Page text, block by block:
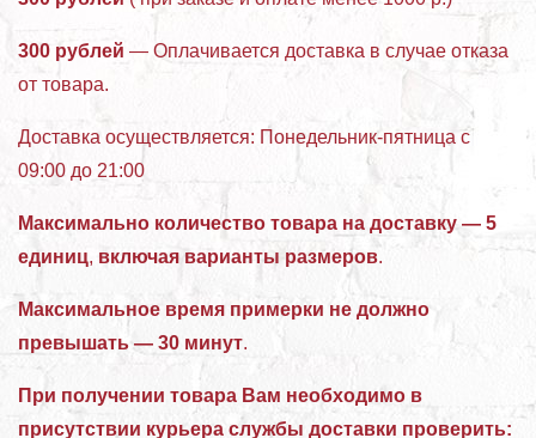
300 рублей — Оплачивается доставка в случае отказа
от товара.
Доставка осуществляется: Понедельник-пятница с
09:00 до 21:00
Максимально количество товара на доставку — 5
единиц, включая варианты размеров.
Максимальное время примерки не должно
превышать — 30 минут.
При получении товара Вам необходимо в
присутствии курьера службы доставки проверить: